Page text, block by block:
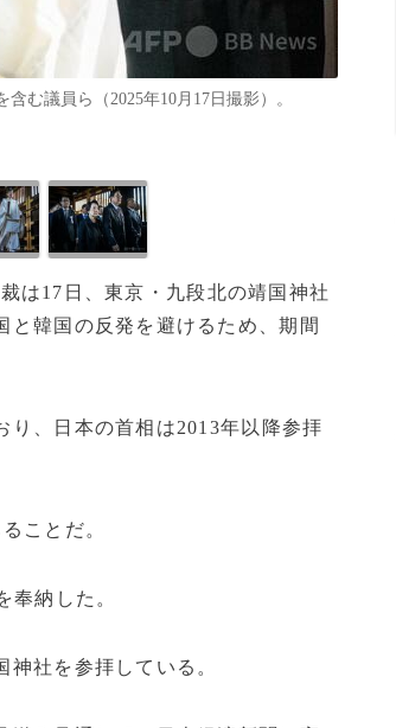
む議員ら（2025年10月17日撮影）。
は17日、東京・九段北の靖国神社
と韓国の反発を避けるため、期間
、日本の首相は2013年以降参拝
ことだ。
奉納した。
社を参拝している。